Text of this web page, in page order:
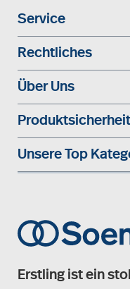
Service
Rechtliches
Über Uns
Produktsicherheit
Unsere Top
Erstling ist ein